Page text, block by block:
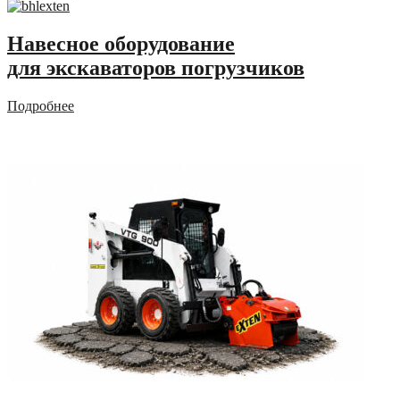
Навесное оборудование
для экскаваторов погрузчиков
Подробнее